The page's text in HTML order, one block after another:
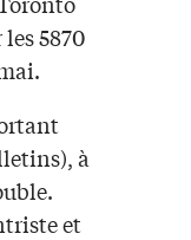
5870
à
et